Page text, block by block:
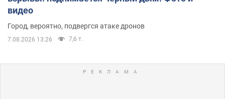
видео
Город, вероятно, подвергся атаке дронов
7.08.2026 13:26 7,6 т.